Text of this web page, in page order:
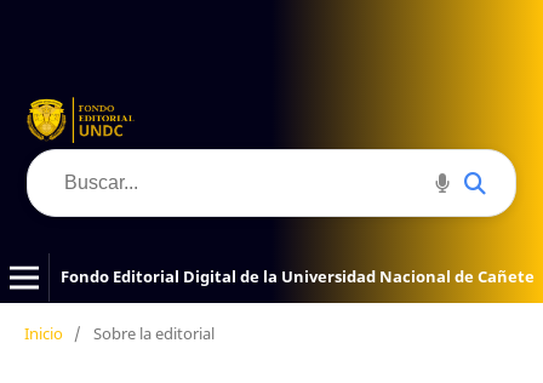
Fondo Editorial Digital de la Universidad Nacional de Cañete
Inicio / Sobre la editorial